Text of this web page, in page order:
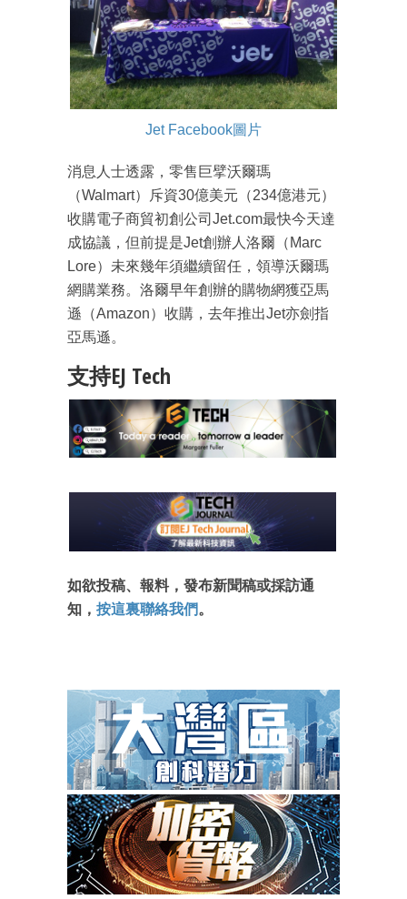
Jet Facebook圖片
消息人士透露，零售巨擘沃爾瑪
（Walmart）斥資30億美元（234億港元）
收購電子商貿初創公司Jet.com最快今天達
成協議，但前提是Jet創辦人洛爾（Marc
Lore）未來幾年須繼續留任，領導沃爾瑪
網購業務。洛爾早年創辦的購物網獲亞馬
遜（Amazon）收購，去年推出Jet亦劍指
亞馬遜。
支持EJ Tech
如欲投稿、報料，發布新聞稿或採訪通
知， 按這裏聯絡我們。
成為 EJ Tech 會員
最新資訊（附創業懶人包）
箱！